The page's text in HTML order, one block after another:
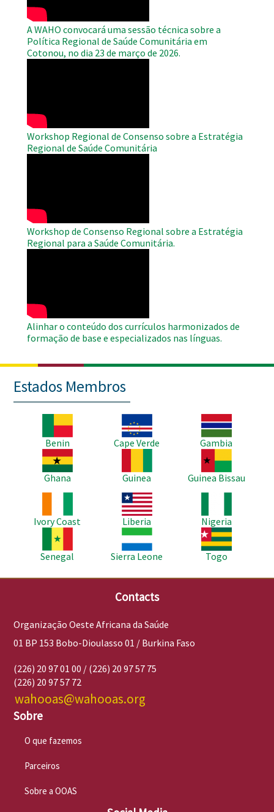
A WAHO convocará uma sessão técnica sobre a
Política Regional de Saúde Comunitária em
Cotonou, no dia 23 de março de 2026.
Workshop Regional de Consenso sobre a Estratégia
Regional de Saúde Comunitária
Workshop de Consenso Regional sobre a Estratégia
Regional para a Saúde Comunitária.
Alinhar o conteúdo dos currículos harmonizados de
formação de base e especializados nas línguas.
Estados Membros
Benin
Imagem
Cape Verde
Imagem
Gambia
Imagem
Ghana
Guinea
Imagem
Guinea Bissau
Ivory Coast
Imagem
Liberia
Nigeria
Imagem
Senegal
Imagem
Sierra Leone
Imagem
Togo
Contacts
Organização Oeste Africana da Saúde
01 BP 153 Bobo-Dioulasso 01 / Burkina Faso
(226) 20 97 01 00 / (226) 20 97 57 75
(226) 20 97 57 72
wahooas@wahooas.org
Sobre
O que fazemos
Parceiros
Sobre a OOAS